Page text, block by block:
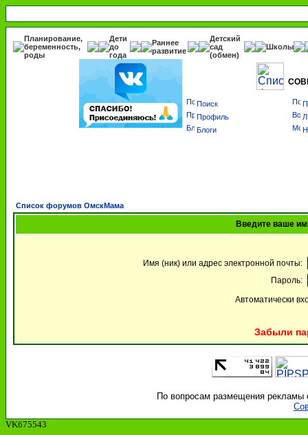
Планирование,
беременность,
роды
Дети
до
года
Раннее
развитие
Детский
сад
(обмен)
Школы
Поиск
Профиль
Блоги
Список форумов ОмскМама
Введите ваше
Имя (ник) или адрес электронной почты:
Пароль:
Автоматически
Забыли
По вопросам размещения рекламы
VK675543